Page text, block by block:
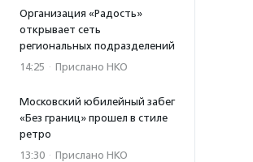
Организация «Радость»
открывает сеть
региональных подразделений
14:25 · Прислано НКО
Московский юбилейный забег
«Без границ» прошел в стиле
ретро
13:30 · Прислано НКО